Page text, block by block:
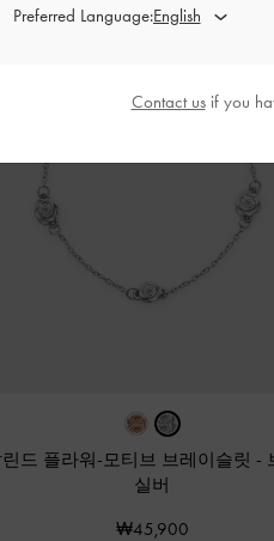
린드 플라워-모티브 브레이슬릿 -
실버
₩45,900
Preferred Language:
Contact usif you